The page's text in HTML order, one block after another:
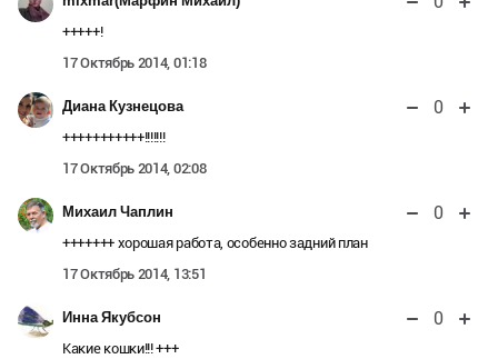
+++++!
17 Октябрь 2014, 01:18
Диана Кузнецова 0
+++++++++++!!!!!!!
17 Октябрь 2014, 02:08
Михаил Чаплин 0
+++++++ хорошая работа, особенно задний план
17 Октябрь 2014, 13:51
Инна Якубсон 0
Какие кошки!!! +++